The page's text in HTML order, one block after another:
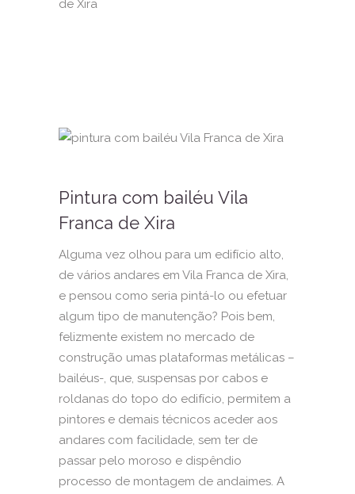
Pintura com bailéu Vila
Franca de Xira
Alguma vez olhou para um edifício alto,
de vários andares em Vila Franca de Xira,
e pensou como seria pintá-lo ou efetuar
algum tipo de manutenção? Pois bem,
felizmente existem no mercado de
construção umas plataformas metálicas –
bailéus-, que, suspensas por cabos e
roldanas do topo do edifício, permitem a
pintores e demais técnicos aceder aos
andares com facilidade, sem ter de
passar pelo moroso e dispêndio
processo de montagem de andaimes. A